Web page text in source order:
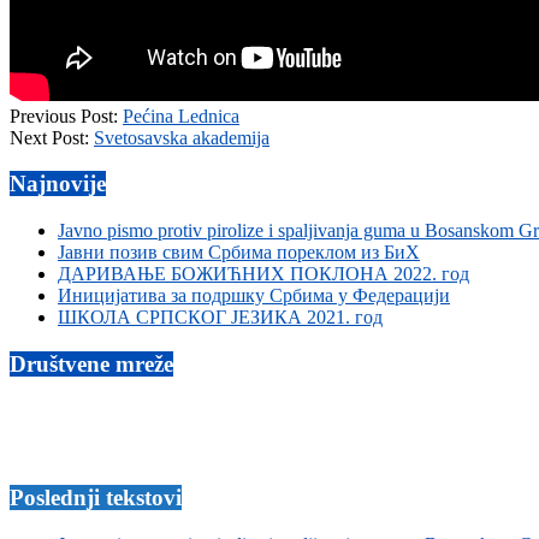
2017-
12-
Previous Post: Pećina Lednica
Next Post: Svetosavska akademija
Najnovije
Javno pismo protiv pirolize i spaljivanja guma u Bosanskom
Јавни позив свим Србима пореклом из БиХ
ДАРИВАЊЕ БОЖИЋНИХ ПОКЛОНА 2022. год
Иницијатива за подршку Србима у Федерацији
ШКОЛА СРПСКОГ ЈЕЗИКА 2021. год
Društvene mreže
Poslednji tekstovi